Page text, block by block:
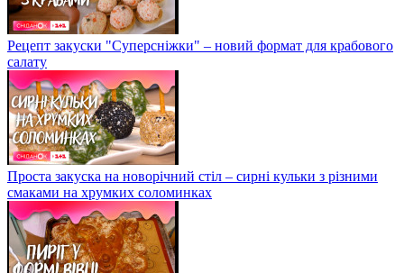
Рецепт закуски "Суперсніжки" – новий формат для крабового
салату
Проста закуска на новорічний стіл – сирні кульки з різними
смаками на хрумких соломинках